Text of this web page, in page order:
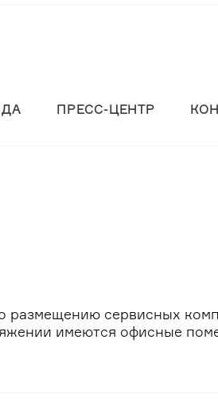
ПРЕСС-ЦЕНТР
размещению сервисных
имеются офисные